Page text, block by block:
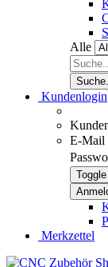
Alle
Kundenlogin
E-Mail
Merkzettel